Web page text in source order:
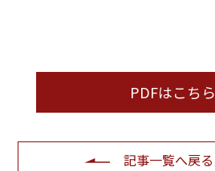
PDFはこちら
記事一覧へ戻る